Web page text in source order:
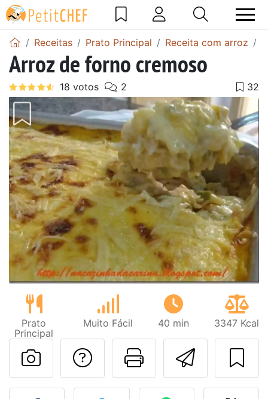
Receitas Prato Principal Receita com arroz
Arroz de forno cremoso
Prato
Principal
Muito Fácil 40 min 3347 Kcal
Imprima
Falar com o autor
Fez esta receita?